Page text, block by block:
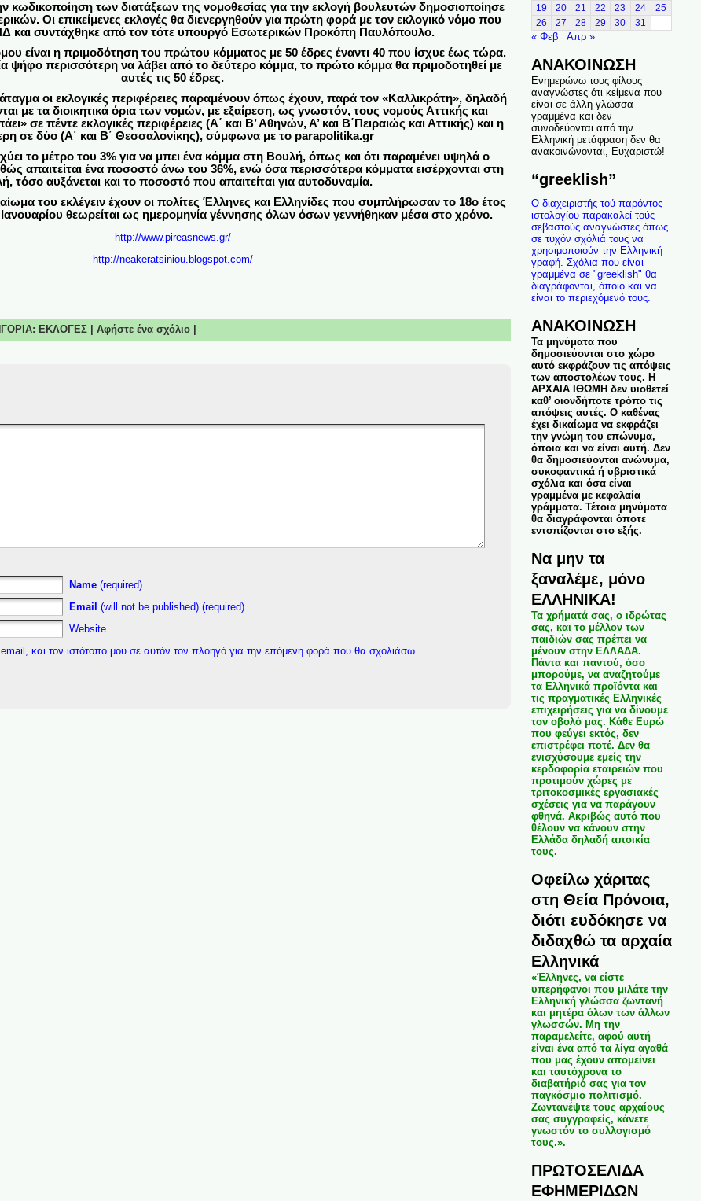
κωδικοποίηση των διατάξεων της νομοθεσίας για την εκλογή βουλευτών δημοσιοποίησε
Οι επικείμενες εκλογές θα διενεργηθούν για πρώτη φορά με τον εκλογικό νόμο που
και συντάχθηκε από τον τότε υπουργό Εσωτερικών Προκόπη Παυλόπουλο.
είναι η πριμοδότηση του πρώτου κόμματος με 50 έδρες έναντι 40 που ίσχυε έως τώρα.
ψήφο περισσότερη να λάβει από το δεύτερο κόμμα, το πρώτο κόμμα θα πριμοδοτηθεί με
αυτές τις 50 έδρες.
οι εκλογικές περιφέρειες παραμένουν όπως έχουν, παρά τον «Καλλικράτη», δηλαδή
με τα διοικητικά όρια των νομών, με εξαίρεση, ως γνωστόν, τους νομούς Αττικής και
σε πέντε εκλογικές περιφέρειες (Α΄ και Β’ Αθηνών, Α’ και Β΄Πειραιώς και Αττικής) και η
σε δύο (Α΄ και Β΄ Θεσσαλονίκης), σύμφωνα με το parapolitika.gr
το μέτρο του 3% για να μπει ένα κόμμα στη Βουλή, όπως και ότι παραμένει υψηλά ο
απαιτείται ένα ποσοστό άνω του 36%, ενώ όσα περισσότερα κόμματα εισέρχονται στη
τόσο αυξάνεται και το ποσοστό που απαιτείται για αυτοδυναμία.
του εκλέγειν έχουν οι πολίτες Έλληνες και Ελληνίδες που συμπλήρωσαν το 18ο έτος
Ιανουαρίου θεωρείται ως ημερομηνία γέννησης όλων όσων γεννήθηκαν μέσα στο χρόνο.
http://www.pireasnews.gr/
http://neakeratsiniou.blogspot.com/
ΕΚΛΟΓΕΣ| Αφήστε ένα σχόλιο|
Name (required)
Email (will not be published) (required)
Website
και τον ιστότοπο μου σε αυτόν τον πλοηγό για την επόμενη φορά που θα σχολιάσω.
19
20 21 22 23 24
25
26
27 28 29 30 31
« Φεβ Απρ »
ΑΝΑΚΟΙΝΩΣΗ
Ενημερώνω τους φίλους
αναγνώστες ότι κείμενα που
είναι σε άλλη γλώσσα
γραμμένα και δεν
συνοδεύονται από την
Ελληνική μετάφραση δεν θα
ανακοινώνονται, Ευχαριστώ!
“greeklish”
Ο διαχειριστής τού παρόντος
ιστολογίου παρακαλεί τούς
σεβαστούς αναγνώστες όπως
σε τυχόν σχόλιά τους να
χρησιμοποιούν την Ελληνική
γραφή. Σχόλια που είναι
γραμμένα σε "greeklish" θα
διαγράφονται, όποιο και να
είναι το περιεχόμενό τους.
ΑΝΑΚΟΙΝΩΣΗ
Τα μηνύματα που
δημοσιεύονται στο χώρο
αυτό εκφράζουν τις απόψεις
των αποστολέων τους. Η
ΑΡΧΑΙΑ ΙΘΩΜΗ δεν υιοθετεί
καθ’ οιονδήποτε τρόπο τις
απόψεις αυτές. Ο καθένας
έχει δικαίωμα να εκφράζει
την γνώμη του επώνυμα,
όποια και να είναι αυτή. Δεν
θα δημοσιεύονται ανώνυμα,
συκοφαντικά ή υβριστικά
σχόλια και όσα είναι
γραμμένα με κεφαλαία
γράμματα. Τέτοια μηνύματα
θα διαγράφονται όποτε
εντοπίζονται στο εξής.
Να μην τα
ξαναλέμε, μόνο
ΕΛΛΗΝΙΚΑ!
Τα χρήματά σας, ο ιδρώτας
σας, και το μέλλον των
παιδιών σας πρέπει να
μένουν στην ΕΛΛΑΔΑ.
Πάντα και παντού, όσο
μπορούμε, να αναζητούμε
τα Ελληνικά προϊόντα και
τις πραγματικές Ελληνικές
επιχειρήσεις για να δίνουμε
τον οβολό μας. Κάθε Ευρώ
που φεύγει εκτός, δεν
επιστρέφει ποτέ. Δεν θα
ενισχύσουμε εμείς την
κερδοφορία εταιρειών που
προτιμούν χώρες με
τριτοκοσμικές εργασιακές
σχέσεις για να παράγουν
φθηνά. Ακριβώς αυτό που
θέλουν να κάνουν στην
Ελλάδα δηλαδή αποικία
τους.
Οφείλω χάριτας
στη Θεία Πρόνοια,
διότι ευδόκησε να
διδαχθώ τα αρχαία
Ελληνικά
«Έλληνες, να είστε
υπερήφανοι που μιλάτε την
Ελληνική γλώσσα ζωντανή
και μητέρα όλων των άλλων
γλωσσών. Μη την
παραμελείτε, αφού αυτή
είναι ένα από τα λίγα αγαθά
που μας έχουν απομείνει
και ταυτόχρονα το
διαβατήριό σας για τον
παγκόσμιο πολιτισμό.
Ζωντανέψτε τους αρχαίους
σας συγγραφείς, κάνετε
γνωστόν το συλλογισμό
τους.».
ΠΡΩΤΟΣΕΛΙΔΑ
ΕΦΗΜΕΡΙΔΩΝ